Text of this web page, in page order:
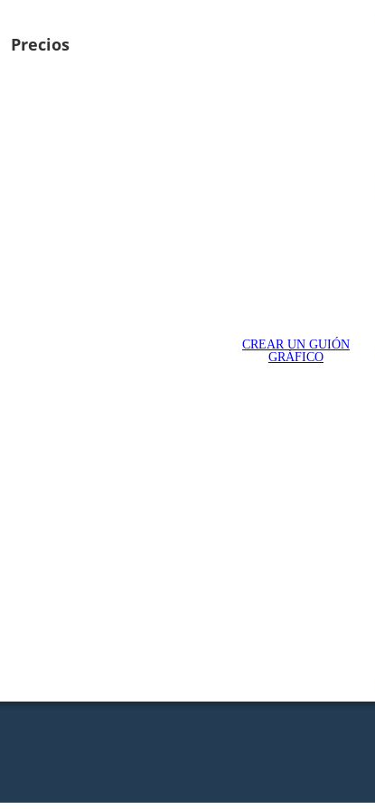
Precios
CREAR UN GUIÓN
GRÁFICO